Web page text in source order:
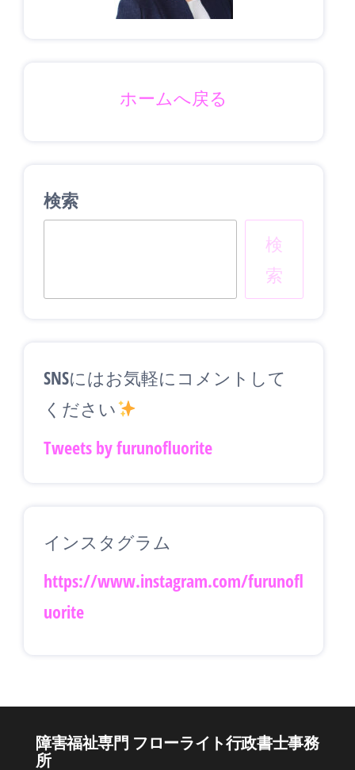
ホームへ戻る
検索
検
索
SNSにはお気軽にコメントして
ください
Tweets by furunofluorite
インスタグラム
https://www.instagram.com/furunofl
uorite
障害福祉専門 フローライト行政書士事務
所